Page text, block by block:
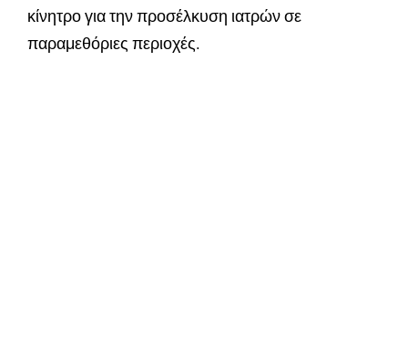
κίνητρο για την προσέλκυση ιατρών σε
παραμεθόριες περιοχές.